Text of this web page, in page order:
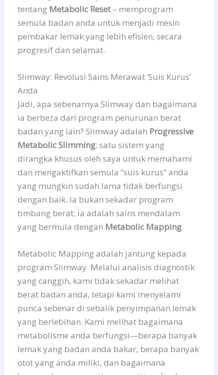
tentang Metabolic Reset– memprogram
semula badan anda untuk menjadi mesin
pembakar lemak yang lebih efisien, secara
progresif dan selamat.
Slimway: Revolusi Sains Merawat ‘Suis Kurus’
Anda
Jadi, apa sebenarnya Slimway dan bagaimana
ia berbeza dari program penurunan berat
badan yang lain? Slimway adalah Progressive
Metabolic Slimming; satu sistem yang
dirangka khusus oleh saya untuk memahami
dan mengaktifkan semula “suis kurus” anda
yang mungkin sudah lama tidak berfungsi
dengan baik. Ia bukan sekadar program
timbang berat; ia adalah sains mendalam
yang bermula dengan Metabolic Mapping.
Metabolic Mapping adalah jantung kepada
program Slimway. Melalui analisis diagnostik
yang canggih, kami tidak sekadar melihat
berat badan anda, tetapi kami menyelami
punca sebenar di sebalik penyimpanan lemak
yang berlebihan. Kami melihat bagaimana
metabolisme anda berfungsi—berapa banyak
lemak yang badan anda bakar, berapa banyak
otot yang anda miliki, dan bagaimana